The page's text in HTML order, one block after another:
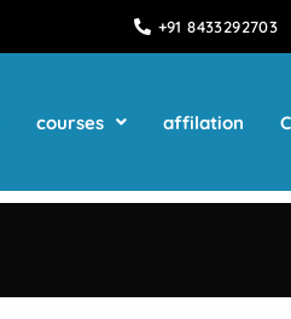
+91 8433292703
courses affilation